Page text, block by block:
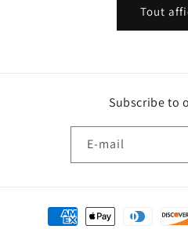
Tout
Subscribe to
E-mail
Moyens